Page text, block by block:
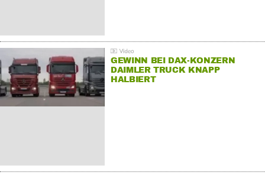
GEWINN BEI DAX-KONZERN
DAIMLER TRUCK KNAPP
HALBIERT